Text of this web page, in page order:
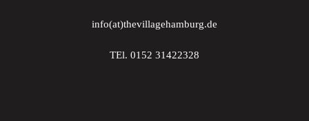
info(at)thevillagehamburg.de
TEl. 0152 31422328